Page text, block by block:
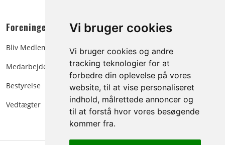
Vi bruger cookies
Vi bruger cookies og andre
tracking teknologier for at
forbedre din oplevelse på vores
website, til at vise personaliseret
indhold, målrettede annoncer og
til at forstå hvor vores besøgende
kommer fra.
Foreningen:
Bliv Medlem
Medarbejdere
Bestyrelse
Vedtægter